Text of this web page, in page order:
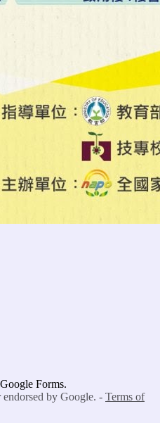
Forms.
endorsed by Google. - Terms of